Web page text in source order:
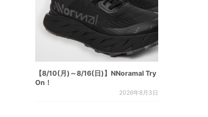
【8/10(月)～8/16(日)】NNoramal Try
On！
2026年8月3日